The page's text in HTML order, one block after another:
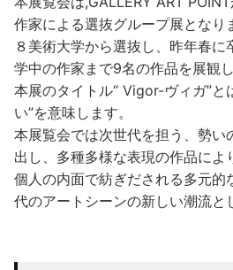
作家による選抜グループ展となり
８美術大学から選抜し、昨年春
学中の作家まで9名の作品を展観し
本展のタイトル“ Vigor-ヴィガ”と
い”を意味します。
本展覧会では次世代を担う、勢い
出し、多種多様な表現の作品によ
個人の内面で紡ぎだされる多元的
代のアートシーンの新しい潮流と